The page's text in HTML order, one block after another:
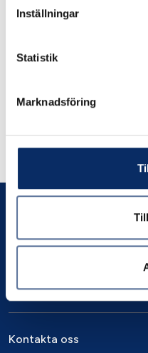
Inställningar
Statistik
Marknadsföring
remove
Andra har
Kontakta oss